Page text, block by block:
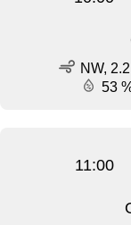
NW,
53
11:00